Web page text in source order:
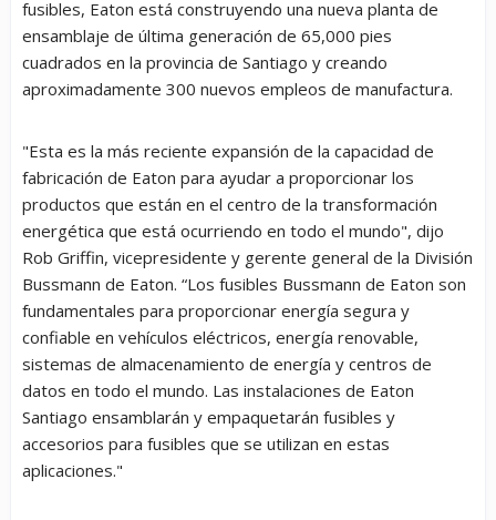
fusibles, Eaton está construyendo una nueva planta de
ensamblaje de última generación de 65,000 pies
cuadrados en la provincia de Santiago y creando
aproximadamente 300 nuevos empleos de manufactura.
"Esta es la más reciente expansión de la capacidad de
fabricación de Eaton para ayudar a proporcionar los
productos que están en el centro de la transformación
energética que está ocurriendo en todo el mundo", dijo
Rob Griffin, vicepresidente y gerente general de la División
Bussmann de Eaton. “Los fusibles Bussmann de Eaton son
fundamentales para proporcionar energía segura y
confiable en vehículos eléctricos, energía renovable,
sistemas de almacenamiento de energía y centros de
datos en todo el mundo. Las instalaciones de Eaton
Santiago ensamblarán y empaquetarán fusibles y
accesorios para fusibles que se utilizan en estas
aplicaciones."